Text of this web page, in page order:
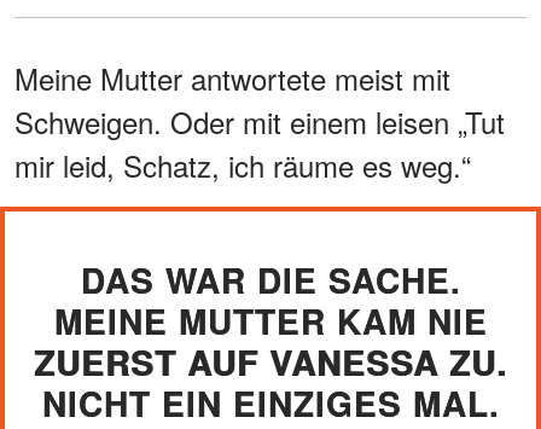
Meine Mutter antwortete meist mit
Schweigen. Oder mit einem leisen „Tut
mir leid, Schatz, ich räume es weg.“
DAS WAR DIE SACHE.
MEINE MUTTER KAM NIE
ZUERST AUF VANESSA ZU.
NICHT EIN EINZIGES MAL.